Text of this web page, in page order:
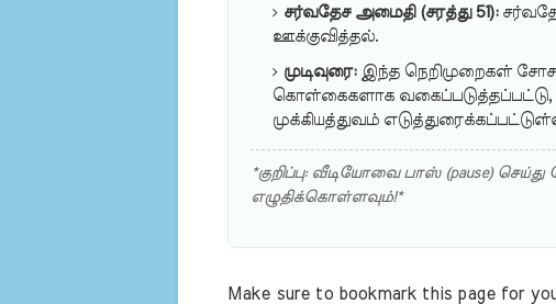
சர்வதேச அமைதி (சரத்து 51):
ஊக்குவித்தல்.
முடிவுரை:இந்த நெறிமுறைகள்
கொள்கைகளாக
முக்கியத்துவம்
*குறிப்பு: வீடியோவை பாஸ் (pause)
எழுதிக்கொள்ளவும்!*
Make sure to bookmark this page for